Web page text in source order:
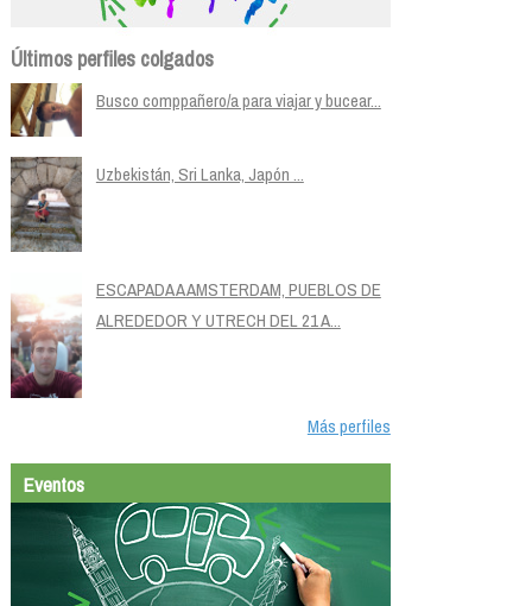
Últimos perfiles colgados
Busco comppañero/a para viajar y bucear...
Uzbekistán, Sri Lanka, Japón ...
ESCAPADA A AMSTERDAM, PUEBLOS DE
ALREDEDOR Y UTRECH DEL 21 A...
Más perfiles
Eventos